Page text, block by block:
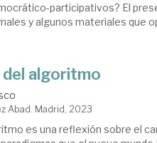
participativos? El
y algunos materiales que
algoritmo
Abad. Madrid, 2023
es una reflexión sobre el